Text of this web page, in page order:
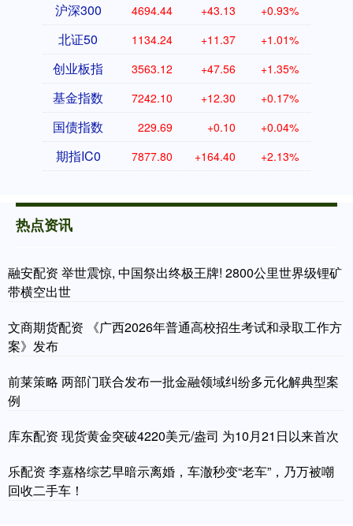
沪深300 4694.44 +43.13 +0.93%
北证50 1134.24 +11.37 +1.01%
创业板指 3563.12 +47.56 +1.35%
基金指数 7242.10 +12.30 +0.17%
国债指数 229.69 +0.10 +0.04%
期指IC0 7877.80 +164.40 +2.13%
热点资讯
融安配资 举世震惊, 中国祭出终极王牌! 2800公里世界级锂矿
带横空出世
文商期货配资 《广西2026年普通高校招生考试和录取工作方
案》发布
前莱策略 两部门联合发布一批金融领域纠纷多元化解典型案
例
库东配资 现货黄金突破4220美元/盎司 为10月21日以来首次
乐配资 李嘉格综艺早暗示离婚，车澈秒变“老车”，乃万被嘲
回收二手车！